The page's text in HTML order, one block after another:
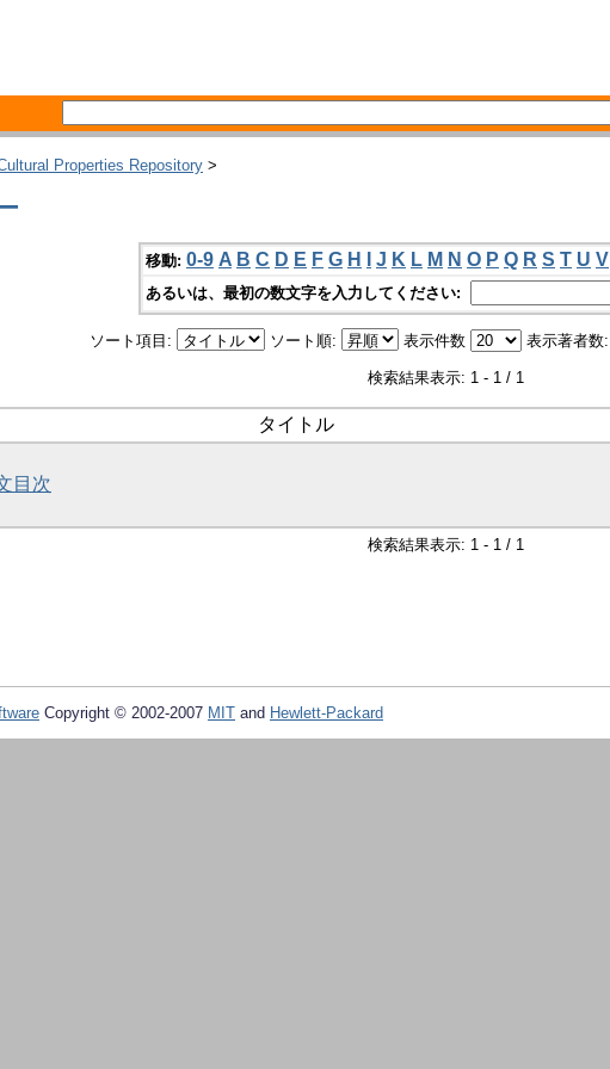
Properties Repository >
移動: 0-9 A B C D E F G H J K L M N O P Q R S T U V
あるいは、最初の数文字を入力してください:
ソート項目: ソート順: 表示件数 表示著者数:
検索結果表示: 1 - 1 / 1
タイトル
目次
検索結果表示: 1 - 1 / 1
Copyright © 2002-2007 MIT and Hewlett-Packard